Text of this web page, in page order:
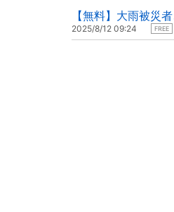
【無料】大雨被災
2025/8/12 09:24 FREE